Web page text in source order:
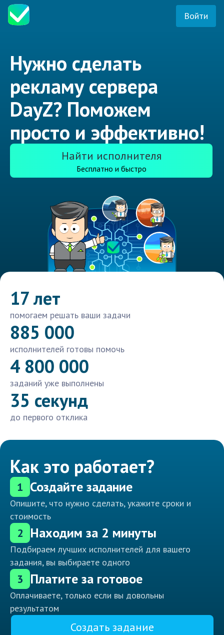
Войти
Нужно сделать
рекламу сервера
DayZ? Поможем
просто и эффективно!
Найти исполнителя
Бесплатно и быстро
17 лет
помогаем решать ваши задачи
885 000
исполнителей готовы помочь
4 800 000
заданий уже выполнены
35 секунд
до первого отклика
Как это работает?
1 Создайте задание
Опишите, что нужно сделать, укажите сроки и
стоимость
2 Находим за 2 минуты
Подбираем лучших исполнителей для вашего
задания, вы выбираете одного
3 Платите за готовое
Оплачиваете, только если вы довольны
результатом
Создать задание